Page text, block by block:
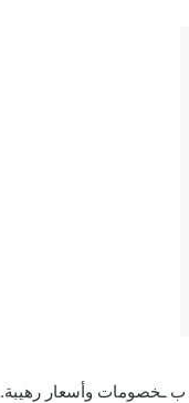
ب ـخصومات وأسعار رهيبة.